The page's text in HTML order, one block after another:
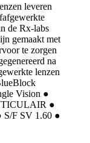
leveren
de Rx-labs
gemaakt met
te zorgen
na
lenzen
Vision ●
●
S/F SV 1.60 ●